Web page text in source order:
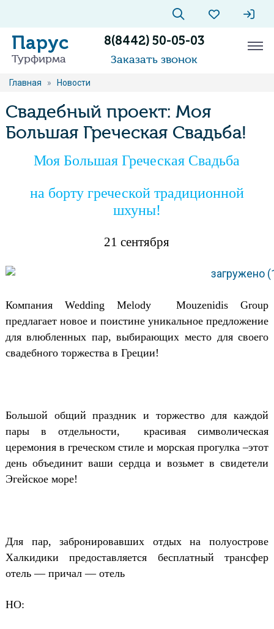
Парус
Турфирма
8(8442) 50-05-03
Заказать звонок
Главная » Новости
Свадебный проект: Моя
Большая Греческая Свадьба!
Моя Большая Греческая Свадьба
на борту греческой традиционной
шхуны!
21 сентября
Компания Wedding Melody
Mouzenidis Group
предлагает новое и поистине уникальное предложение
для влюбленных пар, выбирающих место для своего
свадебного торжества в Греции!
Большой общий праздник и торжество для каждой
пары в отдельности,
красивая символическая
церемония в греческом стиле и морская прогулка –этот
день объединит ваши сердца и возьмет в свидетели
Эгейское море!
Для пар, забронировавших отдых на полуострове
Халкидики предоставляется бесплатный трансфер
отель — причал — отель
НО: